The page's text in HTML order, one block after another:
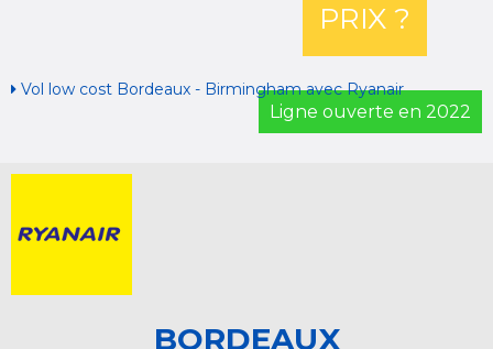
PRIX ?
Vol low cost Bordeaux - Birmingham avec Ryanair
Ligne ouverte en 2022
BORDEAUX